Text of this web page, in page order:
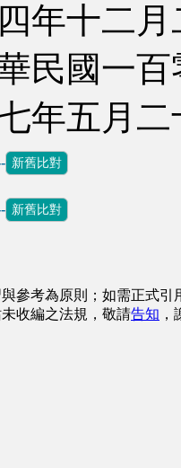
年十二
民國一
年五月
新舊比對
新舊比對
參考為原則；如需正式
收編之法規，敬請告知 ，